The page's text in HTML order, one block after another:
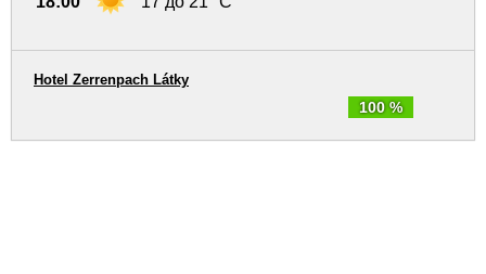
100 %
Hotel Zerrenpach Látky